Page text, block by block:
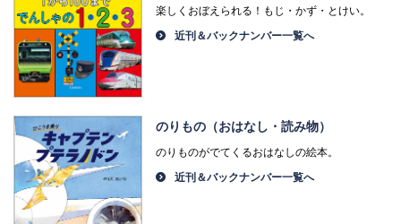
楽しくおぼえられる！もじ・かず・とけい。
近刊＆バックナンバー一覧へ
のりもの（おはなし・読み物）
のりものがでてくるおはなしの絵本。
近刊＆バックナンバー一覧へ